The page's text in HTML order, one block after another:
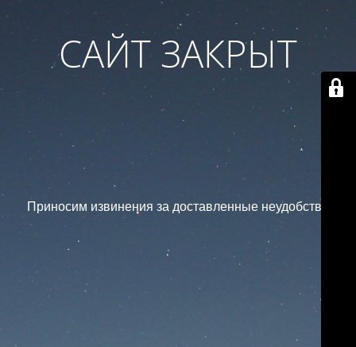
САЙТ ЗАКРЫТ
Приносим извинения за доставленные неудобства